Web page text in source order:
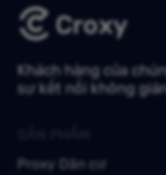
Khách hàng của
sự kết nối không
Proxy Dân cư